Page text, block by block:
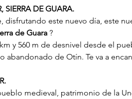
DE GUARA.
disfrutando este nuevo día, este
de Guara ?
y 560 m de desnivel desde el
abandonado de Otín. Te va a
medieval, patrimonio de la